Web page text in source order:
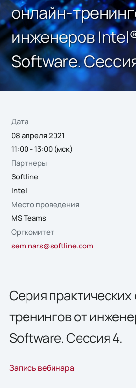
онлайн-
инженеров
Software.
Дата
08 апреля 2021
11:00 - 13:00 (мск)
Партнеры
Softline
Intel
Место проведения
MS Teams
Оргкомитет
seminars@softline.com
Серия
тренингов от
Software. Сессия 4.
Запись вебинара